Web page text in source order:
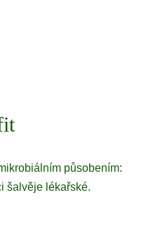
působením:
šalvěje lékařské.